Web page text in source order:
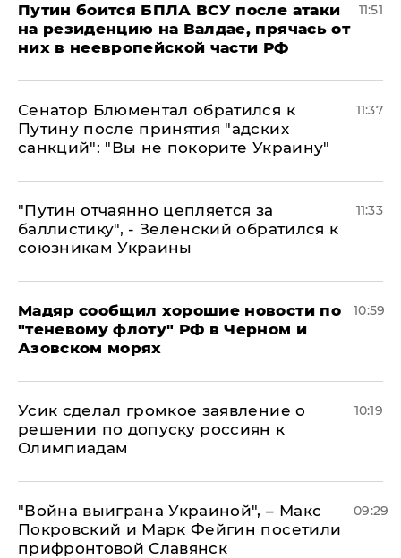
Путин боится БПЛА ВСУ после атаки
на резиденцию на Валдае, прячась от
них в неевропейской части РФ
11:51
Сенатор Блюментал обратился к
Путину после принятия "адских
санкций": "Вы не покорите Украину"
11:37
"Путин отчаянно цепляется за
баллистику", - Зеленский обратился к
союзникам Украины
11:33
Мадяр сообщил хорошие новости по
"теневому флоту" РФ в Черном и
Азовском морях
10:59
Усик сделал громкое заявление о
решении по допуску россиян к
Олимпиадам
10:19
"Война выиграна Украиной", – Макс
Покровский и Марк Фейгин посетили
прифронтовой Славянск
09:29